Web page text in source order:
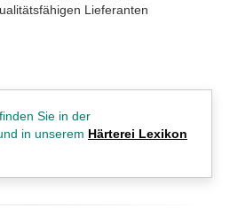
Lieferanten
Sie in der
in unserem Härterei Lexikon